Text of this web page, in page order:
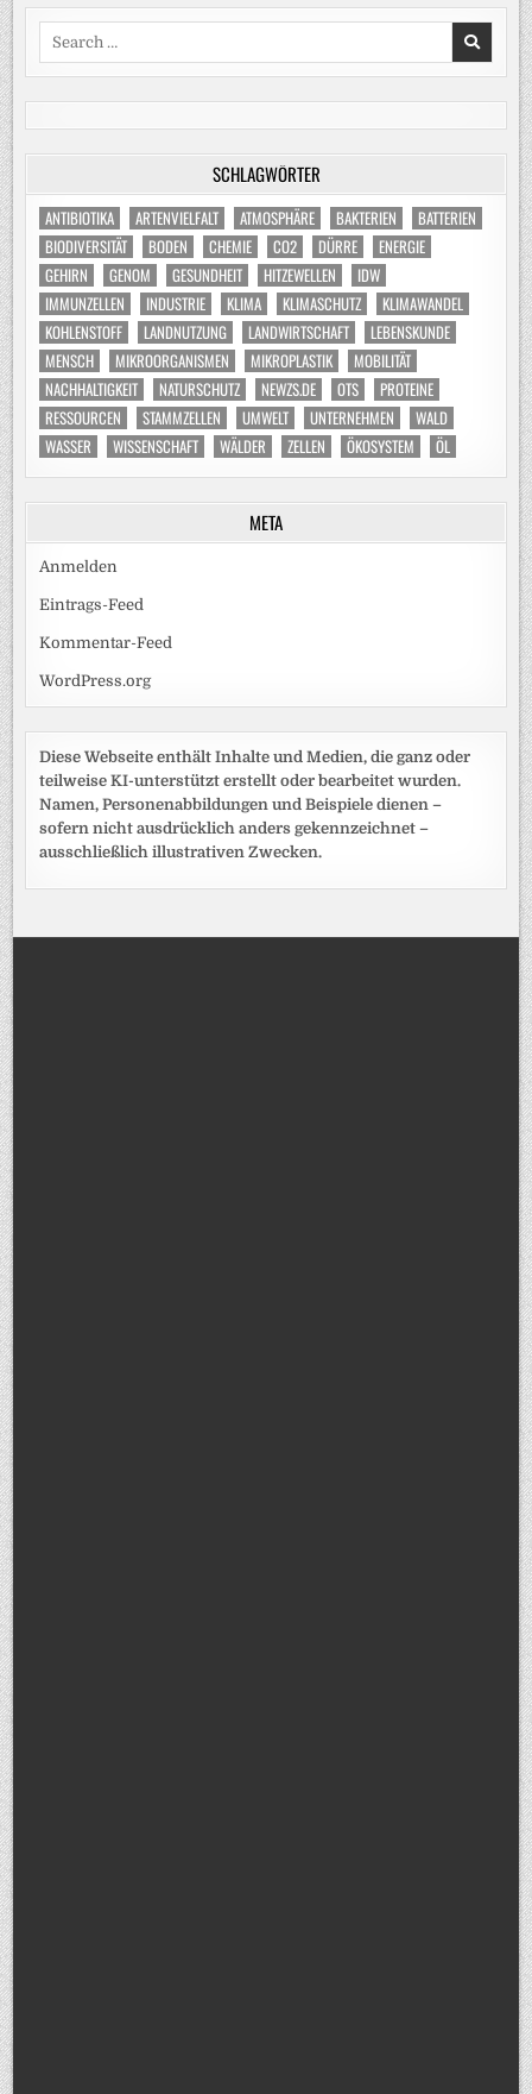
Search
SCHLAGWÖRTER
ANTIBIOTIKA ARTENVIELFALT ATMOSPHÄRE BAKTERIEN
BATTERIEN
BIODIVERSITÄT
BODEN CHEMIE CO2 DÜRRE
ENERGIE
GEHIRN
GENOM GESUNDHEIT HITZEWELLEN
IDW
IMMUNZELLEN
INDUSTRIE KLIMA KLIMASCHUTZ
KLIMAWANDEL
KOHLENSTOFF
LANDNUTZUNG LANDWIRTSCHAFT
LEBENSKUNDE
MENSCH
MIKROORGANISMEN MIKROPLASTIK
MOBILITÄT
NACHHALTIGKEIT
NATURSCHUTZ NEWZS.DE OTS
PROTEINE
RESSOURCEN
STAMMZELLEN UMWELT UNTERNEHMEN
WALD
WASSER
WISSENSCHAFT WÄLDER ZELLEN ÖKOSYSTEM ÖL
META
Anmelden
Eintrags-Feed
Kommentar-Feed
WordPress.org
Diese Webseite enthält Inhalte und Medien, die ganz oder
teilweise KI-unterstützt erstellt oder bearbeitet wurden.
Namen, Personenabbildungen und Beispiele dienen –
sofern nicht ausdrücklich anders gekennzeichnet –
ausschließlich illustrativen Zwecken.